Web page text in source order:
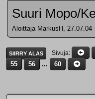
Suuri Mopo/
Aloittaja MarkusH, 27.07.04
SIIRRY ALAS Sivuja
55
56 ... 60